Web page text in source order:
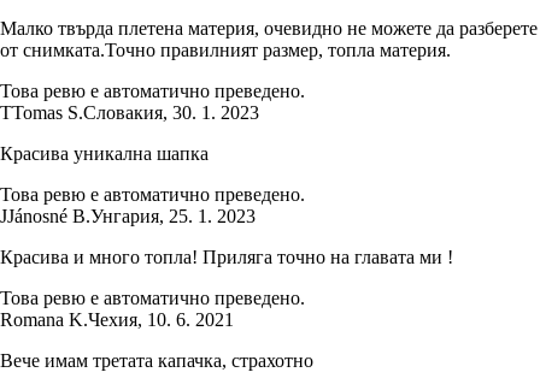
Малко твърда плетена материя, очевидно не можете да разберете
от снимката.Точно правилният размер, топла материя.
Това ревю е автоматично преведено.
TTomas S.Словакия, 30. 1. 2023
Красива уникална шапка
Това ревю е автоматично преведено.
JJánosné B.Унгария, 25. 1. 2023
Красива и много топла! Приляга точно на главата ми !
Това ревю е автоматично преведено.
Romana K.Чехия, 10. 6. 2021
Вече имам третата капачка, страхотно